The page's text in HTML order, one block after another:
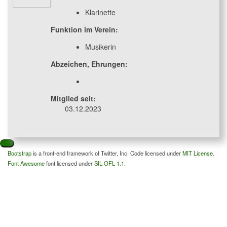
Klarinette
Funktion im Verein:
Musikerin
Abzeichen, Ehrungen:
Mitglied seit:
03.12.2023
Bootstrapis a front-end framework of Twitter, Inc. Code licensed underMIT License.
Font Awesomefont licensed underSIL OFL 1.1.